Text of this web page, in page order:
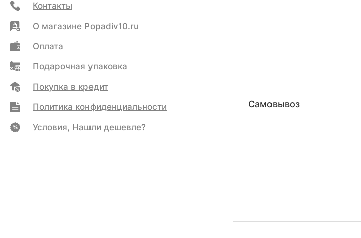
Контакты
О магазине Popadiv10.ru
Оплата
Подарочная упаковка
Покупка в кредит
Политика конфиденциальности
Условия, Нашли дешевле?
Самовывоз